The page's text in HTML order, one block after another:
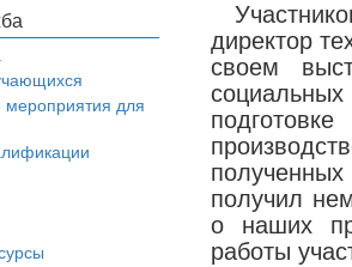
мероприятия для
директор
своем
получил
о наших
работы